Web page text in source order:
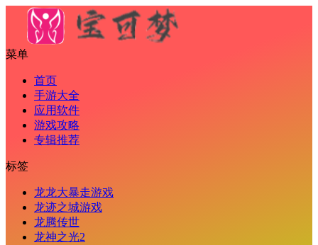
菜单
首页
手游大全
应用软件
游戏攻略
专辑推荐
标签
龙龙大暴走游戏
龙迹之城游戏
龙腾传世
龙神之光2